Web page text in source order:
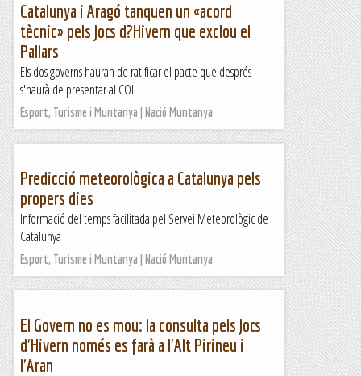
Catalunya i Aragó tanquen un «acord
tècnic» pels Jocs d?Hivern que exclou el
Pallars
Els dos governs hauran de ratificar el pacte que després
s'haurà de presentar al COI
Esport, Turisme i Muntanya | Nació Muntanya
Predicció meteorològica a Catalunya pels
propers dies
Informació del temps facilitada pel Servei Meteorològic de
Catalunya
Esport, Turisme i Muntanya | Nació Muntanya
El Govern no es mou: la consulta pels Jocs
d'Hivern només es farà a l'Alt Pirineu i
l'Aran